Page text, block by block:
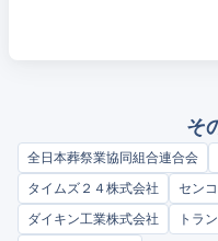
そ
全日本葬祭業協同組合連合会
タイムズ２４株式会社
セン
ダイキン工業株式会社
トラ